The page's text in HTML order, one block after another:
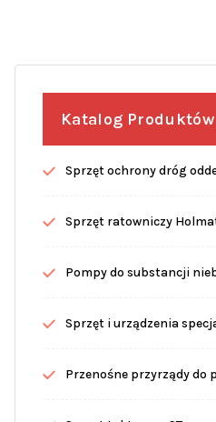
Katalog Produktów
Sprzęt ochrony dróg
Sprzęt ratowniczy
Pompy do substancji
Sprzęt i urządzenia
Przenośne przyrządy do